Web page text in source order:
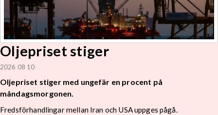
Oljepriset stiger
2026 08 10
Oljepriset stiger med ungefär en procent på
måndagsmorgonen.
Fredsförhandlingar mellan Iran och USA uppges pågå.